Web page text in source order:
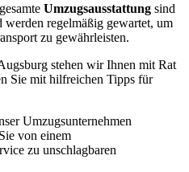
Umzugsausstattung sind
werden regelmäßig gewartet, um
zu gewährleisten.
stehen wir Ihnen mit Rat
Sie mit hilfreichen Tipps für
Umzugsunternehmen
von einem
zu unschlagbaren